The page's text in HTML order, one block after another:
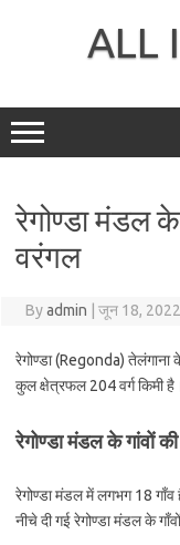
ALL
रेगोण्डा मंडल के
वरंगल
Byadmin जून 18, 2022
रेगोण्डा (Regonda) तेलंगाना
कुल क्षेत्रफल 204 वर्ग किमी
रेगोण्डा मंडल के
रेगोण्डा मंडल में लगभग 18
नीचे दी गई रेगोण्डा मंडल के